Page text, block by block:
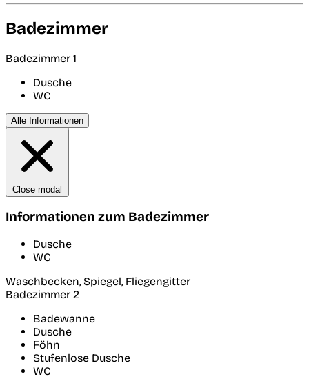
Badezimmer
Badezimmer 1
Dusche
WC
Alle Informationen
Close modal
Informationen zum Badezimmer
Dusche
WC
Waschbecken, Spiegel, Fliegengitter
Badezimmer 2
Badewanne
Dusche
Föhn
Stufenlose Dusche
WC